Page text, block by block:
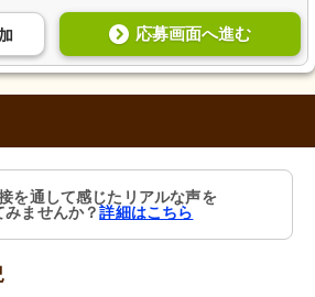
応募画面へ進む
を通して感じたリアルな声を
みませんか？詳細はこちら